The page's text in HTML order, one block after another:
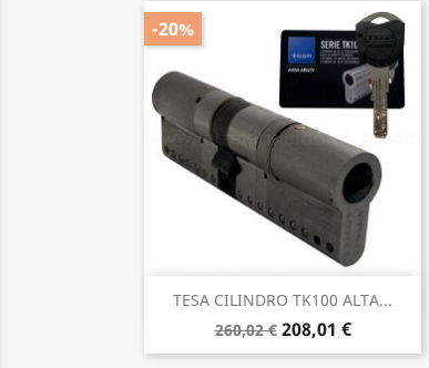
TESA CILINDRO TK100 ALTA...
260,02 € 208,01 €
-20%
Vista rápida